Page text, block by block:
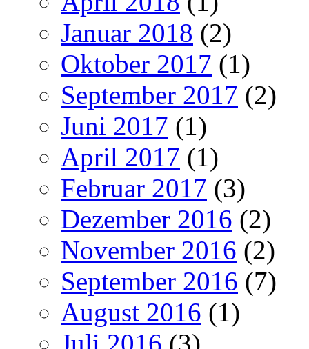
Januar 2018 (2)
Oktober 2017 (1)
September 2017 (2)
Juni 2017 (1)
April 2017 (1)
Februar 2017 (3)
Dezember 2016 (2)
November 2016 (2)
September 2016 (7)
August 2016 (1)
Juli 2016 (3)